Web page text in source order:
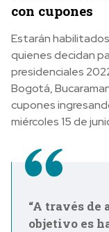
con cupones
Estarán
quienes decidan
presidenciales
Bogotá,
cupones
miércoles 15 de
“A través de
objetivo es